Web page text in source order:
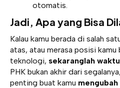
otomatis.
Jadi, Apa yang Bisa
Kalau kamu berada di salah
atas, atau merasa posisi
teknologi, sekaranglah
PHK bukan akhir dari
penting buat kamu